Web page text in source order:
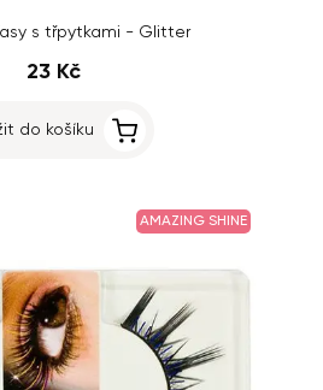
s třpytkami - Glitter
23 Kč
do košíku
AMAZING SHINE